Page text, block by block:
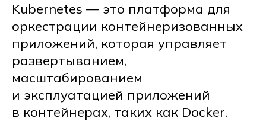
Kubernetes — это платформа для
оркестрации контейнеризованных
приложений, которая управляет
развертыванием,
масштабированием
и эксплуатацией приложений
в контейнерах, таких как Docker.